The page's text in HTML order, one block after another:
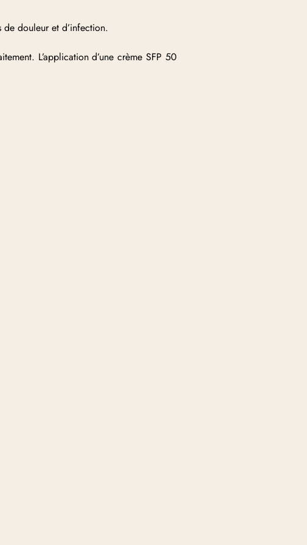
de douleur et d’infection.
L’application d’une crème SFP 50